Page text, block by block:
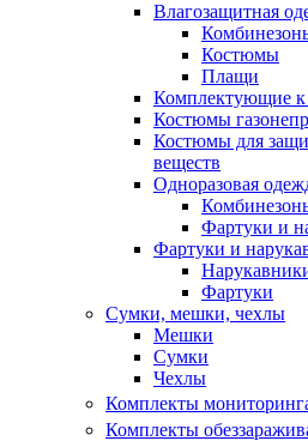
Влагозащитная
Костюмы
Плащи
Комплектующие
Костюмы
Костюмы для
веществ
Одноразовая
Фартуки и
Фартуки и
Фартуки
Сумки, мешки, чехлы
Мешки
Сумки
Чехлы
Комплекты
Комплекты